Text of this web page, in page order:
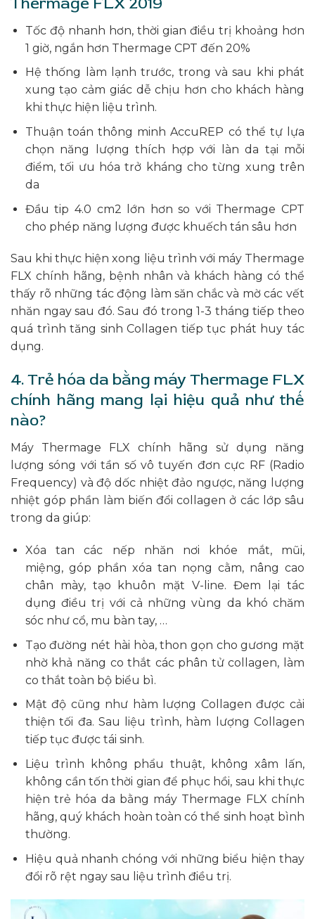
Tốc độ nhanh hơn, thời gian điều trị khoảng hơn
1 giờ, ngắn hơn Thermage CPT đến 20%
Hệ thống làm lạnh trước, trong và sau khi phát
xung tạo cảm giác dễ chịu hơn cho khách hàng
khi thực hiện liệu trình.
Thuận toán thông minh AccuREP có thể tự lựa
chọn năng lượng thích hợp với làn da tại mỗi
điểm, tối ưu hóa trở kháng cho từng xung trên
da
Đầu tip 4.0 cm2 lớn hơn so với Thermage CPT
cho phép năng lượng được khuếch tán sâu hơn
Sau khi thực hiện xong liệu trình với máy Thermage
FLX chính hãng, bệnh nhân và khách hàng có thể
thấy rõ những tác động làm săn chắc và mờ các vết
nhăn ngay sau đó. Sau đó trong 1-3 tháng tiếp theo
quá trình tăng sinh Collagen tiếp tục phát huy tác
dụng.
4. Trẻ hóa da bằng máy Thermage FLX
chính hãng mang lại hiệu quả như thế
nào?
Máy Thermage FLX chính hãng sử dụng năng
lượng sóng với tần số vô tuyến đơn cực RF (Radio
Frequency) và độ dốc nhiệt đảo ngược, năng lượng
nhiệt góp phần làm biến đổi collagen ở các lớp sâu
trong da giúp:
Xóa tan các nếp nhăn nơi khóe mắt, mũi,
miệng, góp phần xóa tan nọng cằm, nâng cao
chân mày, tạo khuôn mặt V-line. Đem lại tác
dụng điều trị với cả những vùng da khó chăm
sóc như cổ, mu bàn tay, …
Tạo đường nét hài hòa, thon gọn cho gương mặt
nhờ khả năng co thắt các phân tử collagen, làm
co thắt toàn bộ biểu bì.
Mật độ cũng như hàm lượng Collagen được cải
thiện tối đa. Sau liệu trình, hàm lượng Collagen
tiếp tục được tái sinh.
Liệu trình không phẩu thuật, không xâm lấn,
không cần tốn thời gian để phục hồi, sau khi thực
hiện trẻ hóa da bằng máy Thermage FLX chính
hãng, quý khách hoàn toàn có thể sinh hoạt bình
thường.
Hiệu quả nhanh chóng với những biểu hiện thay
đổi rõ rệt ngay sau liệu trình điều trị.